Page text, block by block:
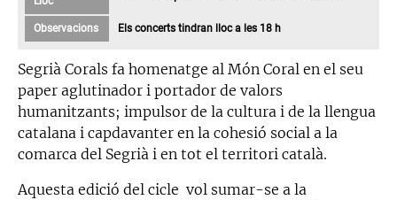
Observacions Els concerts tindran lloc a les 18 h
Segrià Corals fa homenatge al Món Coral en el seu
paper aglutinador i portador de valors
humanitzants; impulsor de la cultura i de la llengua
catalana i capdavanter en la cohesió social a la
comarca del Segrià i en tot el territori català.
Aquesta edició del cicle vol sumar-se a la